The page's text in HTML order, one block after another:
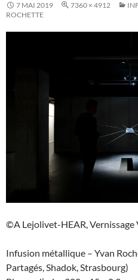
7 MAI 2019 7360 × 4912
ROCHETTE
©A Lejolivet-HEAR, Vernissage
Infusion métallique – Yvan
Partagés, Shadok, Strasbourg)